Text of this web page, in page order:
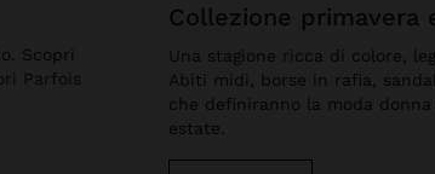
Scopri
Parfois
collezione primavera
Una stagione ricca di colore,
Abiti midi, borse in rafia,
che definiranno la moda
estate.